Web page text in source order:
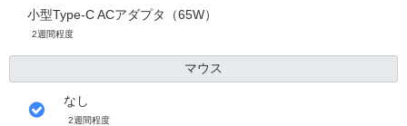
小型Type-C ACアダプタ（65W）
2週間程度
マウス
なし
2週間程度